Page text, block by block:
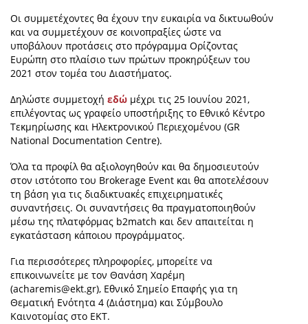
Οι συμμετέχοντες θα έχουν την ευκαιρία να δικτυωθούν
και να συμμετέχουν σε κοινοπραξίες ώστε να
υποβάλουν προτάσεις στο πρόγραμμα Ορίζοντας
Ευρώπη στο πλαίσιο των πρώτων προκηρύξεων του
2021 στον τομέα του Διαστήματος.
Δηλώστε συμμετοχή εδώ μέχρι τις 25 Ιουνίου 2021,
επιλέγοντας ως γραφείο υποστήριξης το Εθνικό Κέντρο
Τεκμηρίωσης και Ηλεκτρονικού Περιεχομένου (GR
National Documentation Centre).
Όλα τα προφίλ θα αξιολογηθούν και θα δημοσιευτούν
στον ιστότοπο του Brokerage Event και θα αποτελέσουν
τη βάση για τις διαδικτυακές επιχειρηματικές
συναντήσεις. Οι συναντήσεις θα πραγματοποιηθούν
μέσω της πλατφόρμας b2match και δεν απαιτείται η
εγκατάσταση κάποιου προγράμματος.
Για περισσότερες πληροφορίες, μπορείτε να
επικοινωνείτε με τον Θανάση Χαρέμη
(acharemis@ekt.gr), Εθνικό Σημείο Επαφής για τη
Θεματική Ενότητα 4 (Διάστημα) και Σύμβουλο
Καινοτομίας στο ΕΚΤ.